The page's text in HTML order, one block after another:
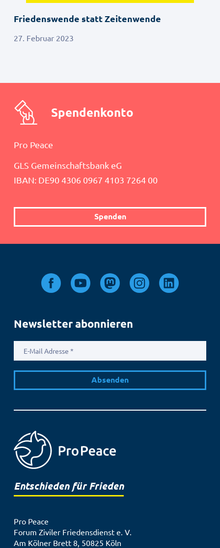
Friedenswende statt Zeitenwende
27. Februar 2023
Spendenkonto
Pro Peace
GLS Gemeinschaftsbank eG
IBAN: DE90 4306 0967 4103 7264 00
Spenden
Newsletter abonnieren
Mail
Adresse
Entschieden für Frieden
Pro Peace
Forum Ziviler Friedensdienst e. V.
Am Kölner Brett 8, 50825 Köln